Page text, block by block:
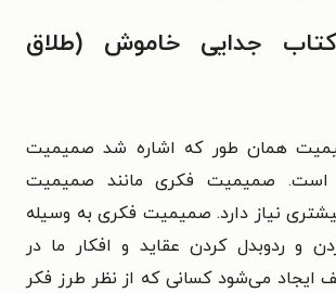
جدایی خاموش (طلاق
همان طور که اشاره شد صمیمیت
است. صمیمیت فکری مانند صمیمیت
نیاز دارد. صمیمیت فکری به وسیله
و ردوبدل کردن عقاید و افکار ما در
ایجاد می‌شود کسانی که از نظر طرز فکر